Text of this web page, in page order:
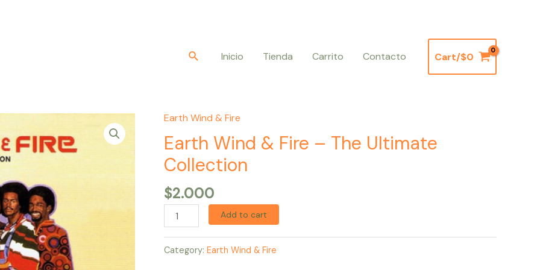
BuscarInicio Tienda Carrito Contacto Cart/$0
Earth Wind & Fire
Earth Wind & Fire – The Ultimate
Collection
$2.000
Earth
Wind
&
Fire
–
The
Ultimate
Collection
quantity
Add to cart
Category: Earth Wind & Fire